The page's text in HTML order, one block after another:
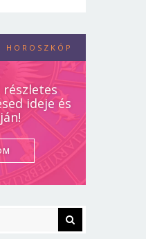
HOROSZKÓP
részletes
ideje és